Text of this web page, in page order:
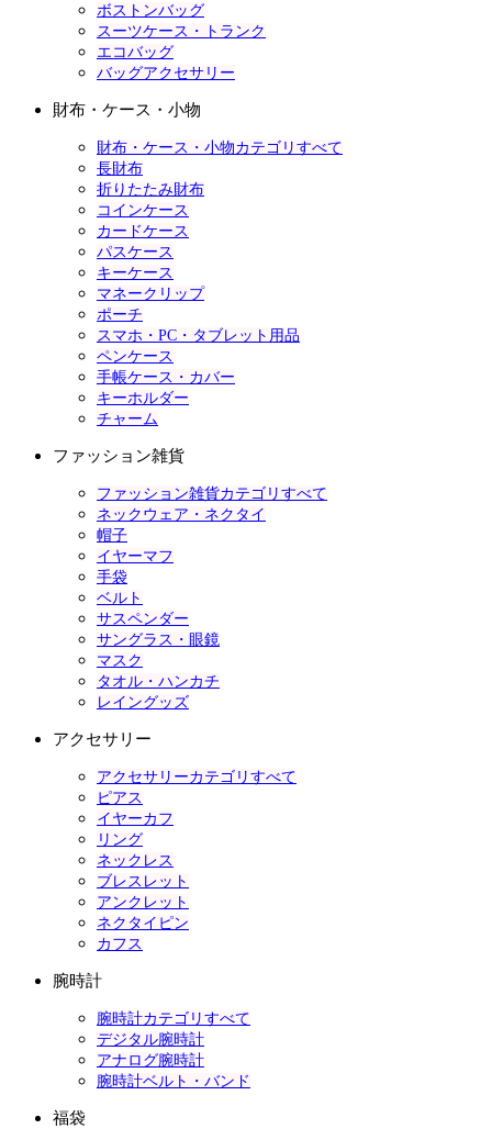
ボストンバッグ
スーツケース・トランク
エコバッグ
バッグアクセサリー
財布・ケース・小物
財布・ケース・小物カテゴリすべて
長財布
折りたたみ財布
コインケース
カードケース
パスケース
キーケース
マネークリップ
ポーチ
スマホ・PC・タブレット用品
ペンケース
手帳ケース・カバー
キーホルダー
チャーム
ファッション雑貨
ファッション雑貨カテゴリすべて
ネックウェア・ネクタイ
帽子
イヤーマフ
手袋
ベルト
サスペンダー
サングラス・眼鏡
マスク
タオル・ハンカチ
レイングッズ
アクセサリー
アクセサリーカテゴリすべて
ピアス
イヤーカフ
リング
ネックレス
ブレスレット
アンクレット
ネクタイピン
カフス
腕時計
腕時計カテゴリすべて
デジタル腕時計
アナログ腕時計
腕時計ベルト・バンド
福袋